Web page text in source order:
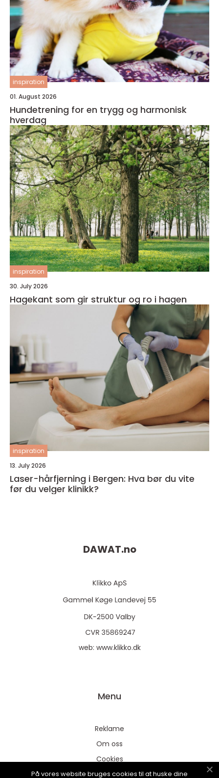
inspiration
01. August 2026
Hundetrening for en trygg og harmonisk
hverdag
inspiration
30. July 2026
Hagekant som gir struktur og ro i hagen
inspiration
13. July 2026
Laser-hårfjerning i Bergen: Hva bør du vite
før du velger klinikk?
DAWAT.no
web: www.klikko.dk
Menu
Reklame
Om oss
Cookies
Kontakt Oss
På vores website bruges cookies til at huske dine